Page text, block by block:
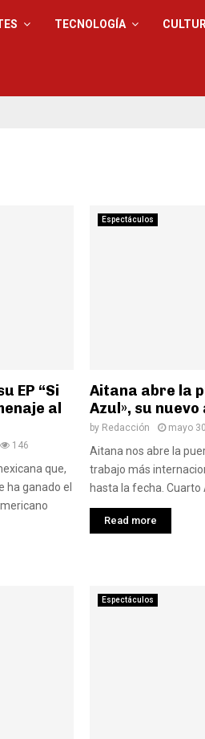
TECNOLOGÍA
EP “Si
al
146
que,
ha ganado el
Espectáculos
Aitana abre la
Azul», su nuevo
by Redacción mayo
Aitana nos abre la
trabajo más
hasta la fecha. Cuarto
Read more
Espectáculos